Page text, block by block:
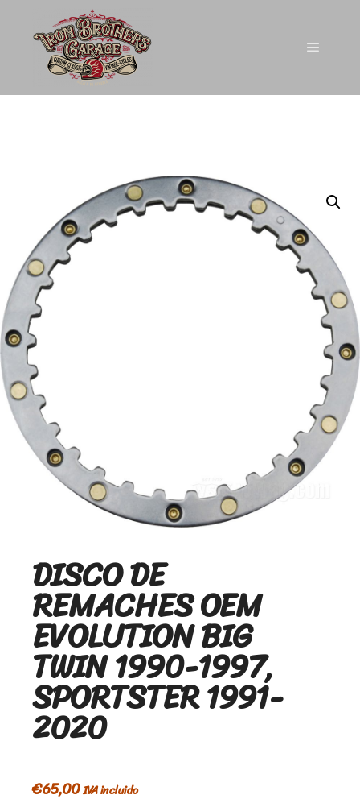
DISCO DE
REMACHES OEM
EVOLUTION BIG
TWIN 1990-1997,
SPORTSTER 1991-
2020
€65,00IVA incluido